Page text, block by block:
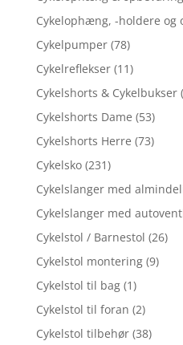
Cykelophæng, -holdere og
Cykelpumper (78)
Cykelreflekser (11)
Cykelshorts & Cykelbukser
Cykelshorts Dame (53)
Cykelshorts Herre (73)
Cykelsko (231)
Cykelslanger med
Cykelslanger med
Cykelstol / Barnestol (26)
Cykelstol montering (9)
Cykelstol til bag (1)
Cykelstol til foran (2)
Cykelstol tilbehør (38)